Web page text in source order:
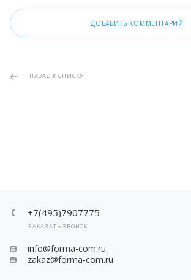
ДОБАВИТЬ КОММЕНТАРИЙ
НАЗАД К СПИСКУ
+7(495)7907775
ЗАКАЗАТЬ ЗВОНОК
info@forma-com.ru
zakaz@forma-com.ru